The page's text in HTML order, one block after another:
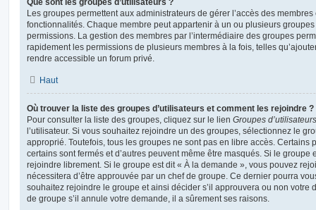
Les groupes permettent aux administrateurs de gérer l’accès des
fonctionnalités. Chaque membre peut appartenir à un ou plusieurs
permissions. La gestion des membres par l’intermédiaire des groupes
rapidement les permissions de plusieurs membres à la fois, telles
rendre accessible un forum privé.
Haut
Où trouver la liste des groupes d’utilisateurs et comment les rejoindre ?
Pour consulter la liste des groupes, cliquez sur le lien Groupes d’utilisateurs
l’utilisateur. Si vous souhaitez rejoindre un des groupes, sélectionnez le
approprié. Toutefois, tous les groupes ne sont pas en libre accès. Certains
certains sont fermés et d’autres peuvent même être masqués. Si le groupe
rejoindre librement. Si le groupe est dit « À la demande », vous pouvez
nécessitera d’être approuvée par un chef de groupe. Ce dernier pourra
souhaitez rejoindre le groupe et ainsi décider s’il approuvera ou non votre
de groupe s’il annule votre demande, il a sûrement ses raisons.